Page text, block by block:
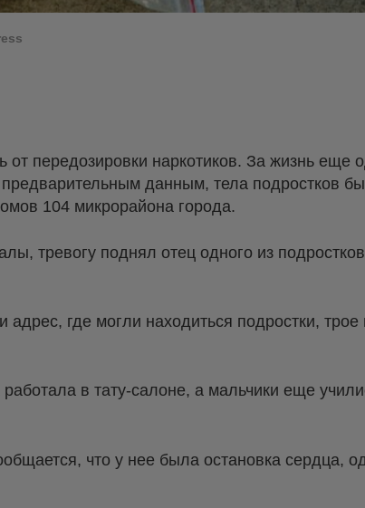
от передозировки наркотиков. За жизнь еще
данным, тела подростков
104 микрорайона города.
тревогу поднял отец одного из
где могли находиться подростки, трое
в тату-салоне, а мальчики еще
что у нее была остановка сердца,